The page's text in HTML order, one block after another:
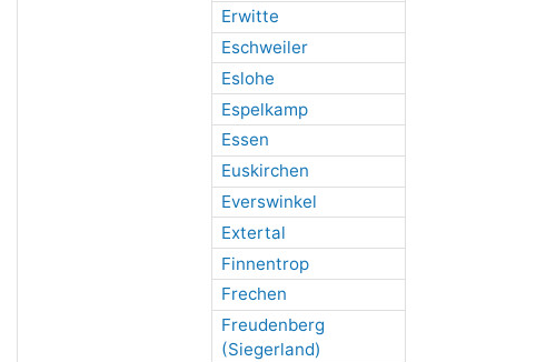
Erwitte
Eschweiler
Eslohe
Espelkamp
Essen
Euskirchen
Everswinkel
Extertal
Finnentrop
Frechen
Freudenberg
(Siegerland)